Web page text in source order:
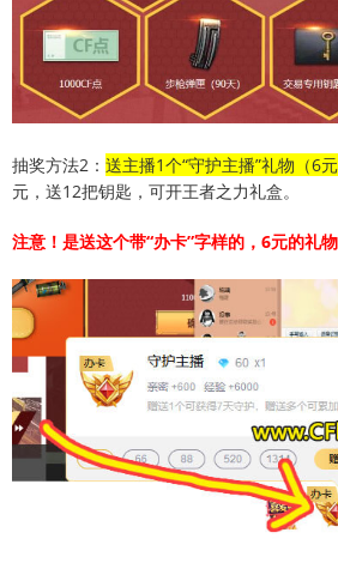
抽奖方法2： 送主播1个“守护主播”礼物（6元
元，送12把钥匙，可开王者之力礼盒。
注意！是送这个带“办卡”字样的，6元的礼